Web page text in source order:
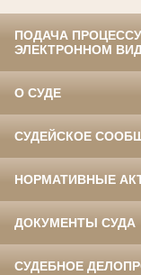
ПОДАЧА
ЭЛЕКТРОННОМ
О СУДЕ
СУДЕЙСКОЕ
НОРМАТИВНЫЕ
ДОКУМЕНТЫ СУДА
СУДЕБНОЕ